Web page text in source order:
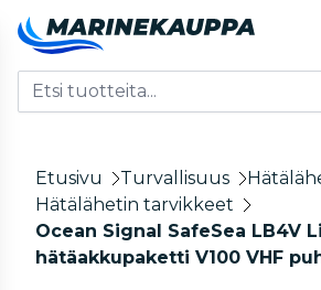
Etusivu Turvallisuus
Hätälähetin tarvikkeet
Ocean Signal SafeSea LB4V
hätäakkupaketti V100 VHF